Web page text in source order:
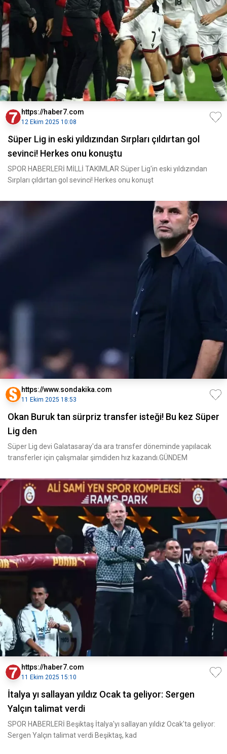
https://haber7.com
12 Ekim 2025 10:08
Süper Lig in eski yıldızından Sırpları çıldırtan gol
sevinci! Herkes onu konuştu
SPOR HABERLERİ MİLLİ TAKIMLAR Süper Lig'in eski yıldızından
Sırpları çıldırtan gol sevinci! Herkes onu konuşt
https://www.sondakika.com
11 Ekim 2025 18:53
Okan Buruk tan sürpriz transfer isteği! Bu kez Süper
Lig den
Süper Lig devi Galatasaray'da ara transfer döneminde yapılacak
transferler için çalışmalar şimdiden hız kazandı.GÜNDEM
https://haber7.com
11 Ekim 2025 15:10
İtalya yı sallayan yıldız Ocak ta geliyor: Sergen
Yalçın talimat verdi
SPOR HABERLERİ Beşiktaş İtalya'yı sallayan yıldız Ocak'ta geliyor:
Sergen Yalçın talimat verdi Beşiktaş, kad